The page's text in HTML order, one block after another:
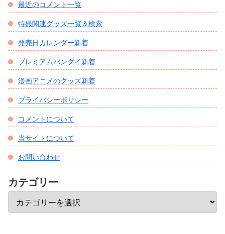
最近のコメント一覧
特撮関連グッズ一覧＆検索
発売日カレンダー新着
プレミアムバンダイ新着
漫画アニメのグッズ新着
プライバシーポリシー
コメントについて
当サイトについて
お問い合わせ
カテゴリー